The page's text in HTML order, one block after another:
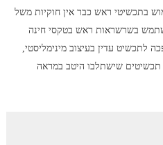
בתכשיטי ראש כבר אין חוקיות משל
בשרשראות ראש בטקסי חינה
לתכשיט עדין בעיצוב מינימליסטי,
תכשיטים שישתלבו היטב במראה